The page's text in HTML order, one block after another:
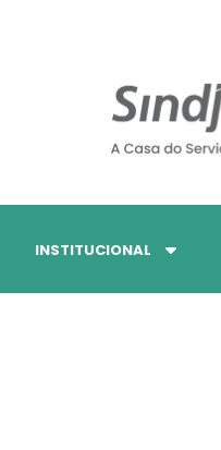
INSTITUCIONAL